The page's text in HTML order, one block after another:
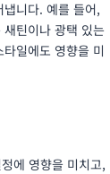
니다. 예를 들어,
틴이나 광택 있는
일에도 영향을 미
에 영향을 미치고,